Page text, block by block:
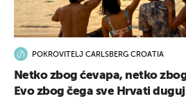
POKROVITELJ CARLSBERG CROATIA
Netko zbog ćevapa, netko
Evo zbog čega sve Hrvati